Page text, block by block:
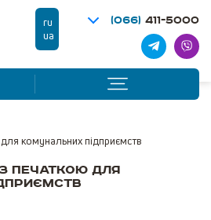
ru
ua
(066) 411-5000
комунальних підприємств
печаткою для